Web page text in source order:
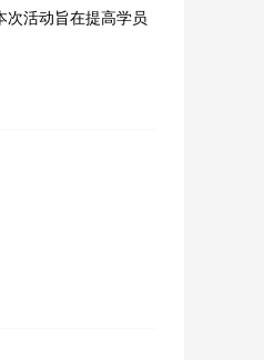
次活动旨在提高学员